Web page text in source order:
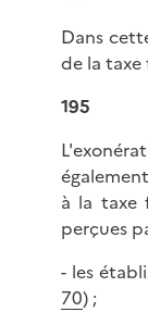
Dans
de la taxe
195
à la taxe
perçues
- les
70) ;